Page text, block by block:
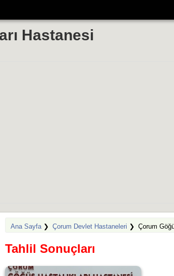
Hastanesi
Ana Sayfa❯ Çorum Devlet Hastaneleri ❯ Çorum
Tahlil Sonuçları